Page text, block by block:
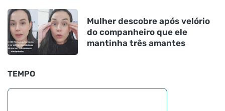
Mulher descobre após velório
do companheiro que ele
mantinha três amantes
TEMPO